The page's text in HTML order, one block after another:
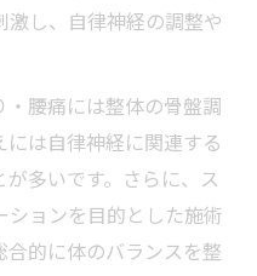
し、自律神経の調整や
腰痛には整体の骨盤調
は自律神経に関連する
多いです。さらに、ス
ションを目的とした施術
的に体のバランスを整